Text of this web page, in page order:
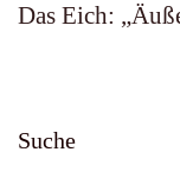
Das Eich:
Suche